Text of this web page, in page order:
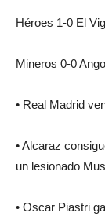
Héroes 1-0 El
Mineros 0-0
• Real Madrid
• Alcaraz
un lesionado
• Oscar Piastri